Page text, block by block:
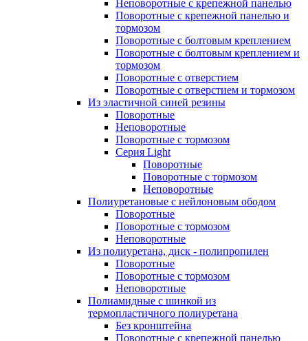
Неповоротные с крепежной панелью
Поворотные с крепежной панелью и
тормозом
Поворотные с болтовым креплением
Поворотные с болтовым креплением и
тормозом
Поворотные с отверстием
Поворотные с отверстием и тормозом
Из эластичной синей резины
Поворотные
Неповоротные
Поворотные с тормозом
Серия Light
Поворотные
Поворотные с тормозом
Неповоротные
Полиуретановые с нейлоновым ободом
Поворотные
Поворотные с тормозом
Неповоротные
Из полиуретана, диск - полипропилен
Поворотные
Поворотные с тормозом
Неповоротные
Полиамидные с шинкой из
термопластичного полиуретана
Без кронштейна
Поворотные с крепежной панелью